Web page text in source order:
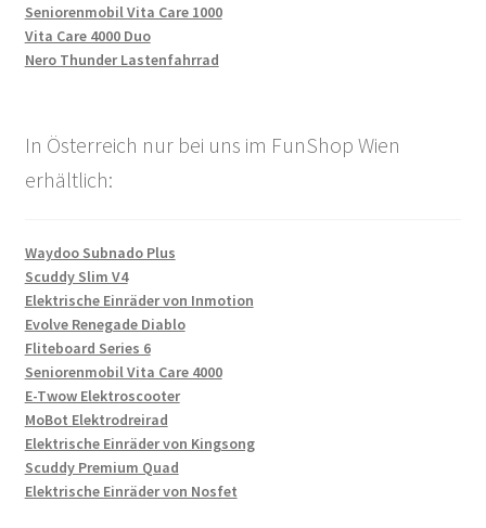
Seniorenmobil Vita Care 1000
Vita Care 4000 Duo
Nero Thunder Lastenfahrrad
In Österreich nur bei uns im FunShop Wien
erhältlich:
Waydoo Subnado Plus
Scuddy Slim V4
Elektrische Einräder von Inmotion
Evolve Renegade Diablo
Fliteboard Series 6
Seniorenmobil Vita Care 4000
E-Twow Elektroscooter
MoBot Elektrodreirad
Elektrische Einräder von Kingsong
Scuddy Premium Quad
Elektrische Einräder von Nosfet